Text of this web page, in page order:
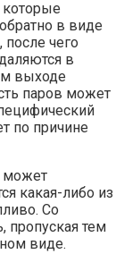
которые
в виде
чего
в
выходе
паров может
по причине
может
какая-либо из
Со
пропуская тем
виде.